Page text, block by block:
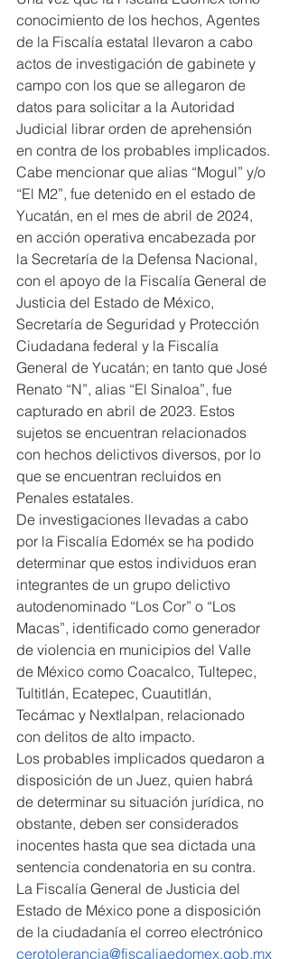
conocimiento de los hechos, Agentes
de la Fiscalía estatal llevaron a cabo
actos de investigación de gabinete y
campo con los que se allegaron de
datos para solicitar a la Autoridad
Judicial librar orden de aprehensión
en contra de los probables implicados.
Cabe mencionar que alias “Mogul” y/o
“El M2”, fue detenido en el estado de
Yucatán, en el mes de abril de 2024,
en acción operativa encabezada por
la Secretaría de la Defensa Nacional,
con el apoyo de la Fiscalía General de
Justicia del Estado de México,
Secretaría de Seguridad y Protección
Ciudadana federal y la Fiscalía
General de Yucatán; en tanto que José
Renato “N”, alias “El Sinaloa”, fue
capturado en abril de 2023. Estos
sujetos se encuentran relacionados
con hechos delictivos diversos, por lo
que se encuentran recluidos en
Penales estatales.
De investigaciones llevadas a cabo
por la Fiscalía Edoméx se ha podido
determinar que estos individuos eran
integrantes de un grupo delictivo
autodenominado “Los Cor” o “Los
Macas”, identificado como generador
de violencia en municipios del Valle
de México como Coacalco, Tultepec,
Tultitlán, Ecatepec, Cuautitlán,
Tecámac y Nextlalpan, relacionado
con delitos de alto impacto.
Los probables implicados quedaron a
disposición de un Juez, quien habrá
de determinar su situación jurídica, no
obstante, deben ser considerados
inocentes hasta que sea dictada una
sentencia condenatoria en su contra.
La Fiscalía General de Justicia del
Estado de México pone a disposición
de la ciudadanía el correo electrónico
cerotolerancia@fiscaliaedomex.gob.mx